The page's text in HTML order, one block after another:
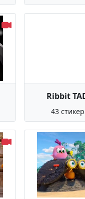
Ribbit
43